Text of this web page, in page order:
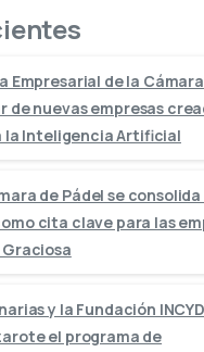
Empresarial de la Cámara
de nuevas empresas
la Inteligencia Artificial
de Pádel se consolida
cita clave para las
y la Fundación
el programa de